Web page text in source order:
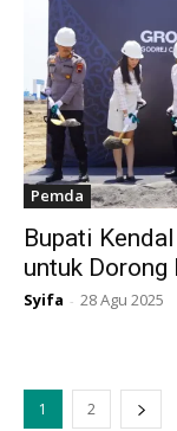
Pemda
Bupati
untuk Dorong
Syifa - 28 Agu 2025
1 2